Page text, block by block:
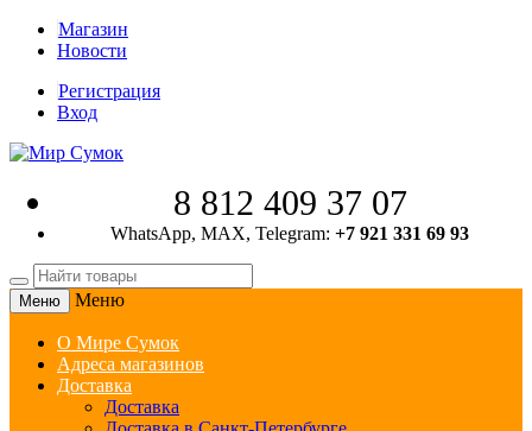
Магазин
Новости
Регистрация
Вход
8 812 409 37 07
WhatsApp, MAX, Telegram: +7 921 331 69 93
Меню Меню
О Мире Сумок
Адреса магазинов
Доставка
Доставка